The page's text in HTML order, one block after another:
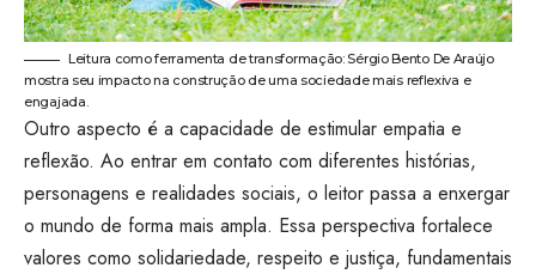
Leitura como ferramenta de transformação: Sérgio Bento De Araújo
mostra seu impacto na construção de uma sociedade mais reflexiva e
engajada.
Outro aspecto é a capacidade de estimular empatia e
reflexão. Ao entrar em contato com diferentes histórias,
personagens e realidades sociais, o leitor passa a enxergar
o mundo de forma mais ampla. Essa perspectiva fortalece
valores como solidariedade, respeito e justiça, fundamentais